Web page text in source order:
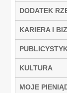
DODATEK
KARIERA I
KULTURA
MOJE